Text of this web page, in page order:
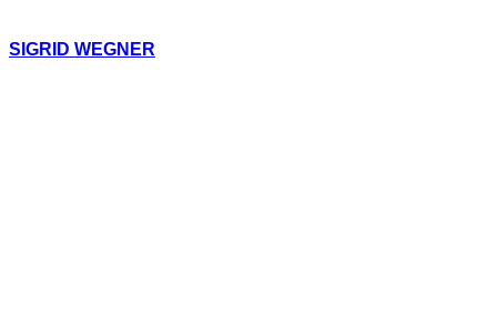
SIGRID WEGNER